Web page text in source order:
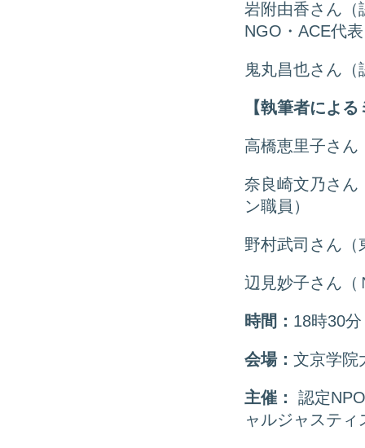
岩附由香さん（
NGO・ACE代
鬼丸昌也さん
【執筆者によ
高橋恵里子さん
奈良崎文乃さん
ン職員）
野村武司さん（
辺見妙子さん（
時間： 18時30
会場： 文京学
主催：
認定
ャルジャステ